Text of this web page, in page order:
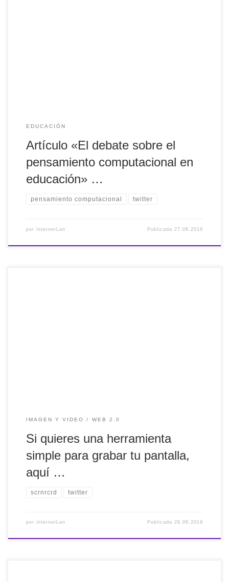
EDUCACIÓN
Artículo «El debate sobre el
pensamiento computacional en
educación» …
pensamiento computacional twitter
por internetLan Publicada27.08.2019
IMAGEN Y VIDEO WEB 2.0
Si quieres una herramienta
simple para grabar tu pantalla,
aquí …
scrnrcrd twitter
por internetLan Publicada26.08.2019